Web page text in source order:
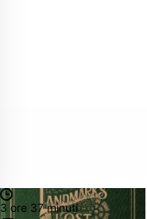
3 ore 37 minuti